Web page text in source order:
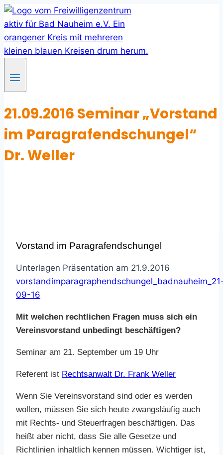
Skip
to
content
21.09.2016 Seminar „Vorstand
im Paragrafendschungel“
Dr. Weller
Vorstand im Paragrafendschungel
Unterlagen Präsentation am 21.9.2016
09-16
Mit welchen rechtlichen Fragen muss sich ein
Vereinsvorstand unbedingt beschäftigen?
Seminar am 21. September um 19 Uhr
Referent ist Rechtsanwalt Dr. Frank Weller
Wenn Sie Vereinsvorstand sind oder es werden
wollen, müssen Sie sich heute zwangsläufig auch
mit Rechts- und Steuerfragen beschäftigen. Das
heißt aber nicht, dass Sie alle Gesetze und
Richtlinien inhaltlich kennen müssen. Wichtiger ist,